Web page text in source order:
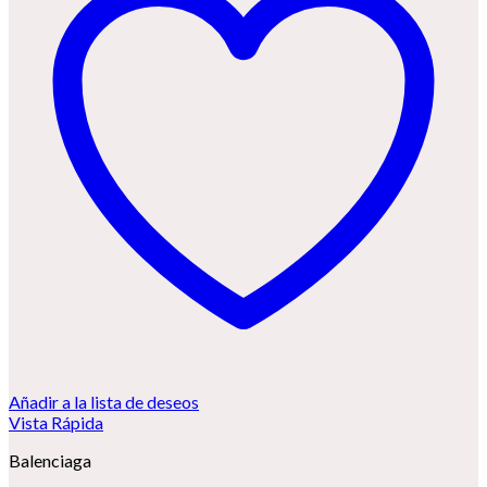
Añadir a la lista de deseos
Vista Rápida
Balenciaga